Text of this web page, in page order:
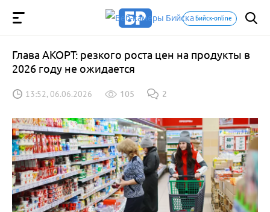
Бийск-online
Глава АКОРТ: резкого роста цен на продукты в
2026 году не ожидается
13:52, 06.06.2026 105 2